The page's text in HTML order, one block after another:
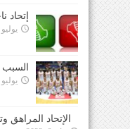
إتحاد
يوليو 25, 2022
السبب
يوليو 24, 2022
الإتحاد المراهق